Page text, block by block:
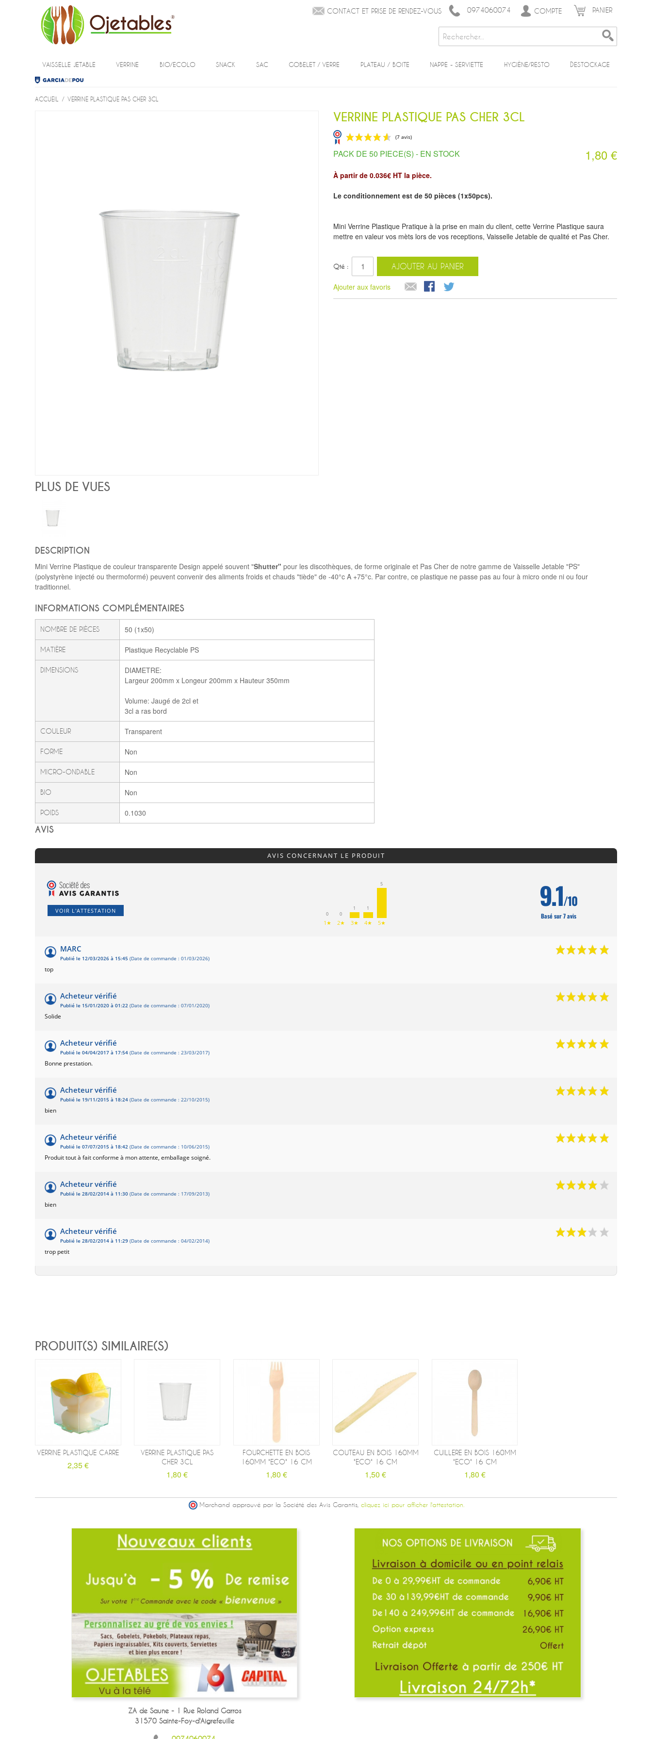
CONTACT ET PRISE DE RENDEZ-VOUS 0974060074 COMPTE PANIER
VAISSELLE JETABLE VERRINE BIO/ECOLO SNACK SAC GOBELET / VERRE PLATEAU / BOITE NAPPE - SERVIETTE HYGIÈNE/RESTO DESTOCKAGE
ACCUEIL / VERRINE PLASTIQUE PAS CHER 3CL
PLUS DE VUES
VERRINE PLASTIQUE PAS CHER 3CL
1,80 €
PACK DE 50 PIECE(S) - EN STOCK
À partir de 0.036€ HT la pièce.
Le conditionnement est de 50 pièces (1x50pcs).
Mini Verrine Plastique Pratique à la prise en main du client, cette Verrine Plastique saura
mettre en valeur vos mèts lors de vos receptions, Vaisselle Jetable de qualité et Pas Cher.
Qté : AJOUTER AU PANIER
Ajouter aux favoris
DESCRIPTION
Mini Verrine Plastique de couleur transparente Design appelé souvent "Shutter" pour les discothèques, de forme originale et Pas Cher de notre gamme de Vaisselle Jetable "PS"
(polystyrène injecté ou thermoformé) peuvent convenir des aliments froids et chauds "tiède" de -40°c A +75°c. Par contre, ce plastique ne passe pas au four à micro onde ni ou four
traditionnel.
INFORMATIONS COMPLÉMENTAIRES
NOMBRE DE PIÈCES 50 (1x50)
MATIÈRE Plastique Recyclable PS
DIMENSIONS
DIAMETRE:
Largeur 200mm x Longeur 200mm x Hauteur 350mm
Volume: Jaugé de 2cl et
3cl a ras bord
COULEUR Transparent
FORME Non
MICRO-ONDABLE Non
BIO Non
POIDS 0.1030
AVIS
AVIS CONCERNANT LE PRODUIT
VOIR L'ATTESTATION 0
1★
0
2★
1
3★
1
4★
5
5★
9.1/10
Basé sur 7 avis
MARC
Publié le 12/03/2026 à 15:45 (Date de commande : 01/03/2026)
top
Acheteur vérifié
Publié le 15/01/2020 à 01:22 (Date de commande : 07/01/2020)
Solide
Acheteur vérifié
Publié le 04/04/2017 à 17:54 (Date de commande : 23/03/2017)
Bonne prestation.
Acheteur vérifié
Publié le 19/11/2015 à 18:24 (Date de commande : 22/10/2015)
bien
Acheteur vérifié
Publié le 07/07/2015 à 18:42 (Date de commande : 10/06/2015)
Produit tout à fait conforme à mon attente, emballage soigné.
Acheteur vérifié
Publié le 28/02/2014 à 11:30 (Date de commande : 17/09/2013)
bien
Acheteur vérifié
Publié le 28/02/2014 à 11:29 (Date de commande : 04/02/2014)
trop petit
PRODUIT(S) SIMILAIRE(S)
VERRINE PLASTIQUE CARRE
2,35 €
VERRINE PLASTIQUE PAS
CHER 3CL
1,80 €
FOURCHETTE EN BOIS
160MM "ECO" 16 CM
1,80 €
COUTEAU EN BOIS 160MM
"ECO" 16 CM
1,50 €
CUILLERE EN BOIS 160MM
"ECO" 16 CM
1,80 €
Marchand approuvé par la Société des Avis Garantis, cliquez ici pour afficher l'attestation.
ZA de Saune - 1 Rue Roland Garros
31570 Sainte-Foy-d'Aigrefeuille